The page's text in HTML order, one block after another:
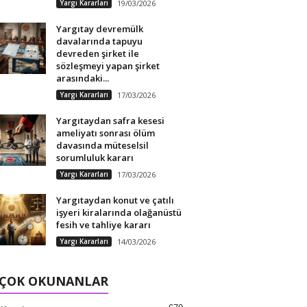
Yargı Kararları 19/03/2026
Yargıtay devremülk
davalarında tapuyu
devreden şirket ile
sözleşmeyi yapan şirket
arasındaki...
Yargı Kararları 17/03/2026
Yargıtaydan safra kesesi
ameliyatı sonrası ölüm
davasında müteselsil
sorumluluk kararı
Yargı Kararları 17/03/2026
Yargıtaydan konut ve çatılı
işyeri kiralarında olağanüstü
fesih ve tahliye kararı
Yargı Kararları 14/03/2026
OKUNANLAR